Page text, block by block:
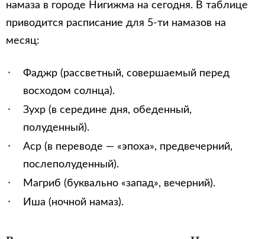
намаза в городе Нигижма на сегодня. В таблице
приводится расписание для 5-ти намазов на
месяц:
Фаджр (рассветный, совершаемый перед
восходом солнца).
Зухр (в середине дня, обеденный,
полуденный).
Аср (в переводе — «эпоха», предвечерний,
послеполуденный).
Магриб (буквально «запад», вечерний).
Иша (ночной намаз).